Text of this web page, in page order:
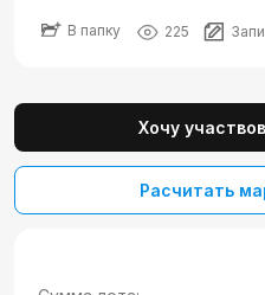
В папку 225
Хочу
Расчитать